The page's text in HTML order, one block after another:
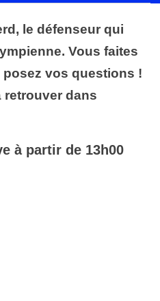
le défenseur qui
Vous faites
posez vos questions !
retrouver dans
à partir de 13h00